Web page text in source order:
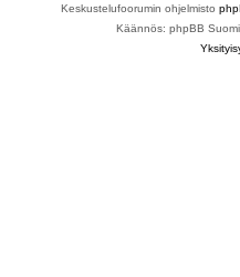
Keskustelufoorumin ohjelmisto
Käännös: phpBB